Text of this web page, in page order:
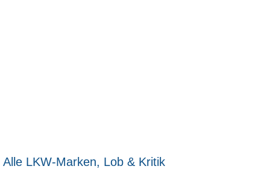
Alle LKW-Marken, Lob & Kritik